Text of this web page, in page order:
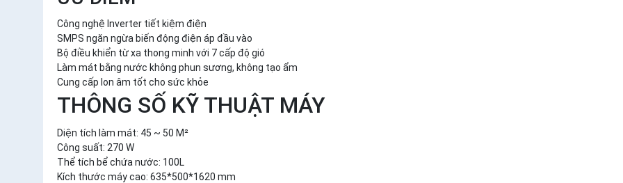
Công nghệ Inverter tiết kiệm điện
SMPS ngăn ngừa biến động điện áp đầu vào
Bộ điều khiển từ xa thong minh với 7 cấp độ gió
Làm mát bằng nước không phun sương, không tạo ẩm
Cung cấp Ion âm tốt cho sức khỏe
THÔNG SỐ KỸ THUẬT MÁY
Diện tích làm mát: 45 ~ 50 M²
Công suất: 270 W
Thể tích bể chứa nước: 100L
Kích thước máy cao: 635*500*1620 mm